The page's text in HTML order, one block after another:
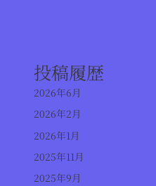
投稿履歴
2026年6月
2026年2月
2026年1月
2025年11月
2025年9月